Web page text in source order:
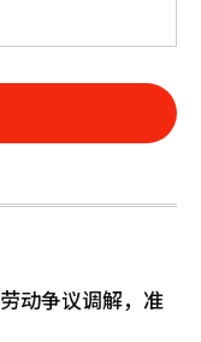
动争议调解，准